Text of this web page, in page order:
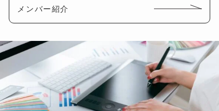
メンバー紹介